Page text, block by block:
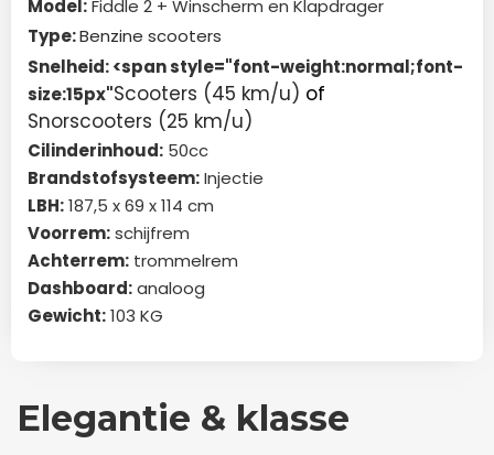
Model:Fiddle 2 + Winscherm en Klapdrager
Type:Benzine scooters
Snelheid: <span style="font-weight:normal;font-
size:15px"Scooters (45 km/u) of
Snorscooters (25 km/u)
Cilinderinhoud: 50cc
Brandstofsysteem:Injectie
LBH:187,5 x 69 x 114 cm
Voorrem:schijfrem
Achterrem: trommelrem
Dashboard:analoog
Gewicht:103 KG
Elegantie & klasse